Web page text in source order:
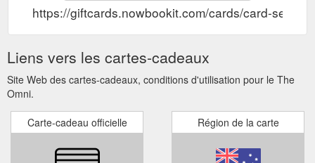
https://giftcards.nowbookit.com/cards/card-
Liens vers les cartes-cadeaux
Site Web des cartes-cadeaux, conditions d'utilisation pour le The
Omni.
Carte-cadeau officielle Région de la carte